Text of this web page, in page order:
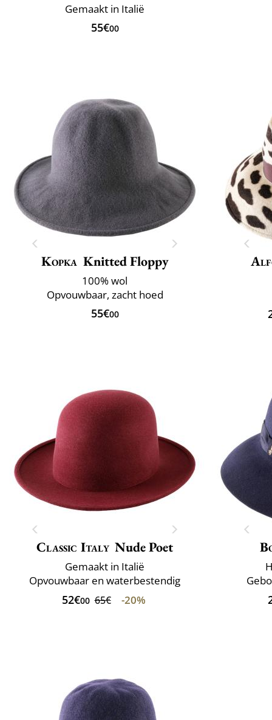
Gemaakt in Italië
55€00
Kopka Knitted Floppy
100% wol
Opvouwbaar, zacht hoed
55€00
Classic Italy Nude Poet
Gemaakt in Italië
Opvouwbaar en waterbestendig
52€00 65€ -20%